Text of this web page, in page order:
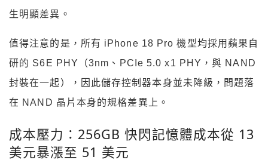
生明顯差異。
值得注意的是，所有 iPhone 18 Pro 機型均採用蘋果自
研的 S6E PHY（3nm、PCIe 5.0 x1 PHY，與 NAND
封裝在一起），因此儲存控制器本身並未降級，問題落
在 NAND 晶片本身的規格差異上。
成本壓力：256GB 快閃記憶體成本從 13
美元暴漲至 51 美元